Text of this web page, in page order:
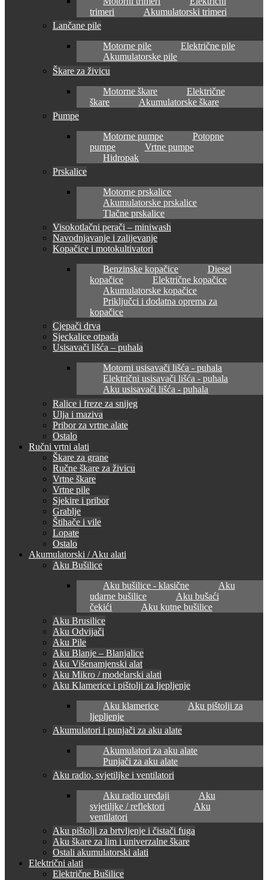
trimeri
Akumulatorski trimeri
Lančane pile
Motorne pile
Električne pile
Akumulatorske pile
Škare za živicu
Motorne škare
Električne
škare
Akumulatorske škare
Pumpe
Motorne pumpe
Potopne
pumpe
Vrtne pumpe
Hidropak
Prskalice
Motorne prskalice
Akumulatorske prskalice
Tlačne prskalice
Visokotlačni perači – miniwash
Navodnjavanje i zalijevanje
Kopačice i motokultivatori
Benzinske kopačice
Diesel
kopačice
Električne kopačice
Akumulatorske kopačice
Priključci i dodatna oprema za
kopačice
Cjepači drva
Sjeckalice otpada
Usisavači lišća – puhala
Motorni usisavači lišća - puhala
Električni usisavači lišća - puhala
Aku usisavači lišća - puhala
Ralice i freze za snijeg
Ulja i maziva
Pribor za vrtne alate
Ostalo
Ručni vrtni alati
Škare za grane
Ručne škare za živicu
Vrtne škare
Vrtne pile
Sjekire i pribor
Grablje
Štihače i vile
Lopate
Ostalo
Akumulatorski / Aku alati
Aku Bušilice
Aku bušilice - klasične
Aku
udarne bušilice
Aku bušaći
čekići
Aku kutne bušilice
Aku Brusilice
Aku Odvijači
Aku Pile
Aku Blanje – Blanjalice
Aku Višenamjenski alat
Aku Mikro / modelarski alati
Aku Klamerice i pištolji za ljepljenje
Aku klamerice
Aku pištolji za
ljepljenje
Akumulatori i punjači za aku alate
Akumulatori za aku alate
Punjači za aku alate
Aku radio, svjetiljke i ventilatori
Aku radio uređaji
Aku
svjetiljke / reflektori
Aku
ventilatori
Aku pištolji za brtvljenje i čistači fuga
Aku škare za lim i univerzalne škare
Ostali akumulatorski alati
Električni alati
Električne Bušilice